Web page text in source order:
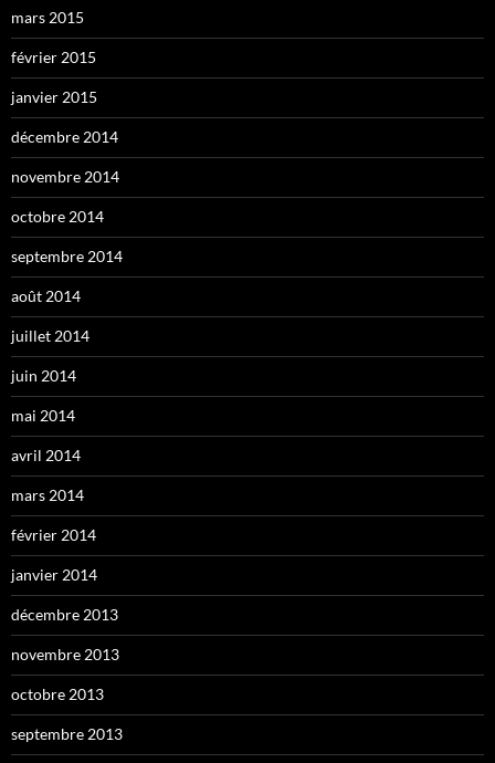
mars 2015
février 2015
janvier 2015
décembre 2014
novembre 2014
octobre 2014
septembre 2014
août 2014
juillet 2014
juin 2014
mai 2014
avril 2014
mars 2014
février 2014
janvier 2014
décembre 2013
novembre 2013
octobre 2013
septembre 2013